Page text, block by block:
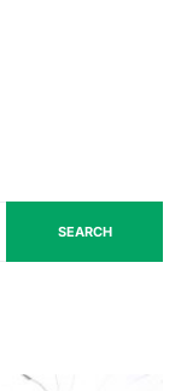
SEARCH